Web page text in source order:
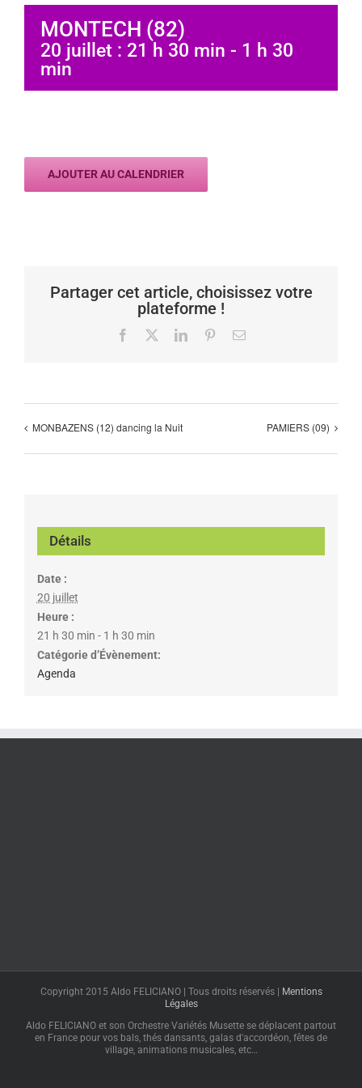
MONTECH (82)
20 juillet : 21 h 30 min - 1 h 30
min
AJOUTER AU CALENDRIER
Partager cet article, choisissez votre
plateforme !
Facebook LinkedInPinterestEmail
MONBAZENS (12) dancing la Nuit PAMIERS (09)
Détails
Date :
20 juillet
Heure :
21 h 30 min - 1 h 30 min
Catégorie d’Évènement:
Agenda
Copyright 2015 Aldo FELICIANO | Tous droits réservés |
Mentions
Légales
Aldo FELICIANO et son Orchestre Variétés Musette se déplacent partout
en France pour vos bals, thés dansants, galas d'accordéon, fêtes de
village, animations musicales, etc…